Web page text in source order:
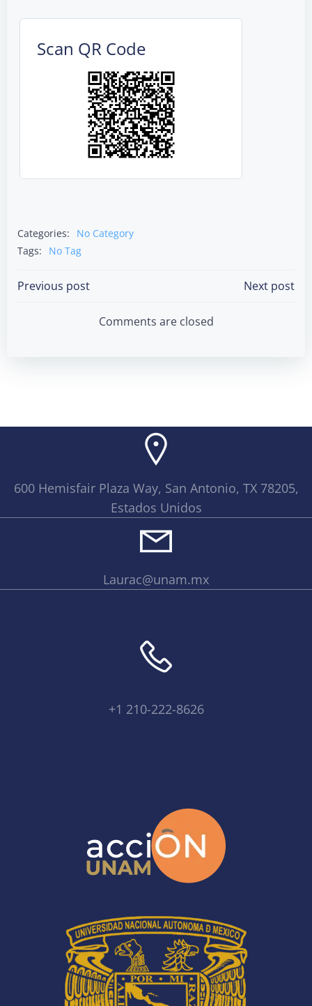
Scan QR Code
Categories:
No Category
Tags:
No Tag
Post
navigation
Previous post
navigation
Next post
Comments are closed
600 Hemisfair Plaza Way, San Antonio, TX 78205,
Estados Unidos
Laurac@unam.mx
+1 210-222-8626